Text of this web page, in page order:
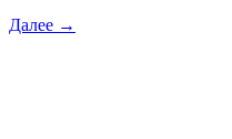
Далее →